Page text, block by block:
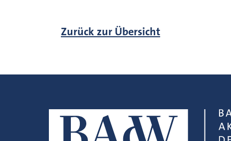
Zurück zur Übersicht